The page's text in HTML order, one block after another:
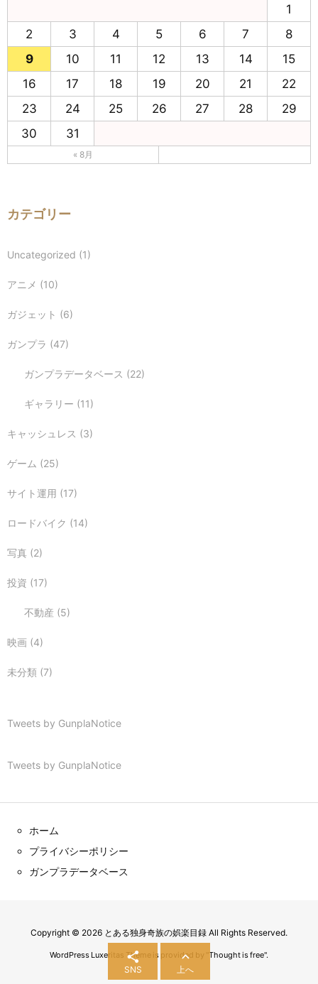
1
2
3 4 5 6 7
8
9
10 11 12 13 14
15
16
17 18 19 20 21
22
23
24 25 26 27 28
29
30
31
« 8月
カテゴリー
Uncategorized (1)
アニメ (10)
ガジェット (6)
ガンプラ (47)
ガンプラデータベース (22)
ギャラリー (11)
キャッシュレス (3)
ゲーム (25)
サイト運用 (17)
ロードバイク (14)
写真 (2)
投資 (17)
不動産 (5)
映画 (4)
未分類 (7)
Tweets by GunplaNotice
Tweets by GunplaNotice
ホーム
プライバシーポリシー
ガンプラデータベース
Copyright © 2026 とある独身奇族の娯楽目録 All Rights Reserved.
WordPress Luxeritas Theme is provided by " Thought is free".

SNS

上へ